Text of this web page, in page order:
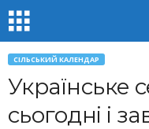
СІЛЬСЬКИЙ КАЛЕНДАР
Українське
сьогодні і